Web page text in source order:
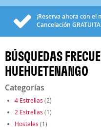
¡Reserva ahora con
Cancelación GRATUITA
BÚSQUEDAS
HUEHUETENANGO
Categorías
4 Estrellas (2)
2 Estrellas (1)
Hostales (1)